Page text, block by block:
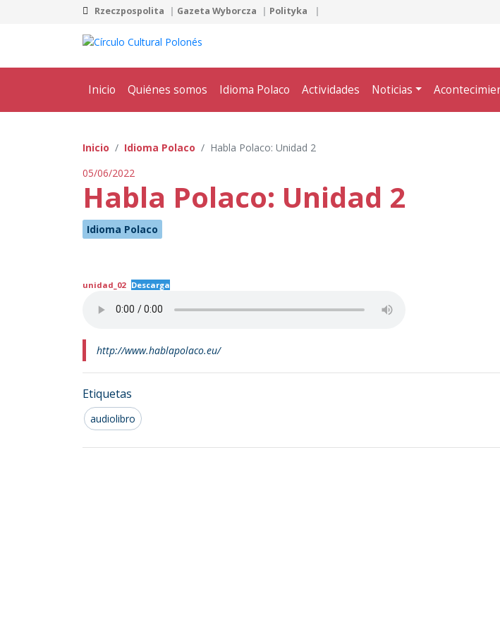
Rzeczpospolita Gazeta Wyborcza Polityka
Inicio Quiénes somos Idioma Polaco Actividades Noticias
Inicio Idioma Polaco
Habla Polaco: Unidad 2
05/06/2022
Habla Polaco: Unidad 2
Idioma Polaco
unidad_02 Descarga
http://www.hablapolaco.eu/
Etiquetas
audiolibro